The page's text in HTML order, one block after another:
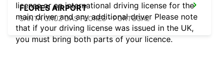
FLORES AIRPORT
SANTA CRUZ DAS FLORES - PORTUGAL
license or an international driving license for the
main driver and any additional driver Please note
that if your driving license was issued in the UK,
you must bring both parts of your licence.